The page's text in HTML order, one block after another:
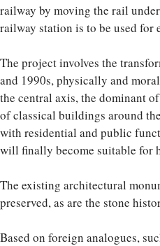
railway by moving the rail
railway station is to be used
The project involves the
and 1990s, physically and
the central axis, the dominant
of classical buildings around
with residential and public
will finally become suitable for
The existing architectural
preserved, as are the stone
Based on foreign analogues,